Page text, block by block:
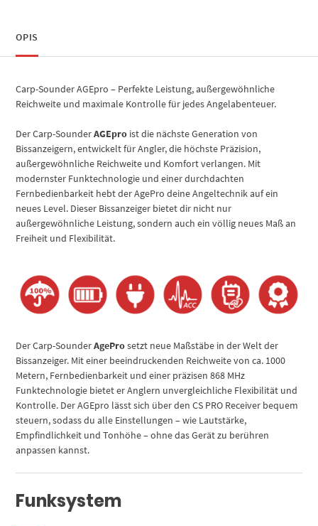
OPIS
Carp-Sounder AGEpro – Perfekte Leistung, außergewöhnliche
Reichweite und maximale Kontrolle für jedes Angelabenteuer.
Der Carp-SounderAGEpro ist die nächste Generation von
Bissanzeigern, entwickelt für Angler, die höchste Präzision,
außergewöhnliche Reichweite und Komfort verlangen. Mit
modernster Funktechnologie und einer durchdachten
Fernbedienbarkeit hebt der AgePro deine Angeltechnik auf ein
neues Level. Dieser Bissanzeiger bietet dir nicht nur
außergewöhnliche Leistung, sondern auch ein völlig neues Maß an
Freiheit und Flexibilität.
Der Carp-SounderAgeProsetzt neue Maßstäbe in der Welt der
Bissanzeiger. Mit einer beeindruckenden Reichweite von ca. 1000
Metern, Fernbedienbarkeit und einer präzisen 868 MHz
Funktechnologie bietet er Anglern unvergleichliche Flexibilität und
Kontrolle. Der AGEpro lässt sich über den CS PRO Receiver bequem
steuern, sodass du alle Einstellungen – wie Lautstärke,
Empfindlichkeit und Tonhöhe – ohne das Gerät zu berühren
anpassen kannst.
Funksystem